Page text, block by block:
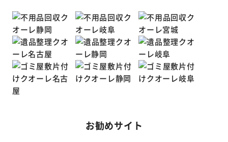
お勧めサイト